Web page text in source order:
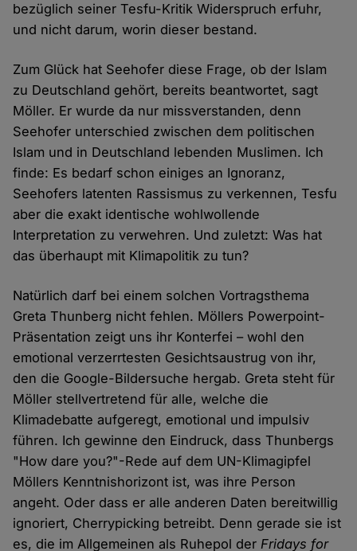
bezüglich seiner Tesfu-Kritik Widerspruch erfuhr,
und nicht darum, worin dieser bestand.
Zum Glück hat Seehofer diese Frage, ob der Islam
zu Deutschland gehört, bereits beantwortet, sagt
Möller. Er wurde da nur missverstanden, denn
Seehofer unterschied zwischen dem politischen
Islam und in Deutschland lebenden Muslimen. Ich
finde: Es bedarf schon einiges an Ignoranz,
Seehofers latenten Rassismus zu verkennen, Tesfu
aber die exakt identische wohlwollende
Interpretation zu verwehren. Und zuletzt: Was hat
das überhaupt mit Klimapolitik zu tun?
Natürlich darf bei einem solchen Vortragsthema
Greta Thunberg nicht fehlen. Möllers Powerpoint-
Präsentation zeigt uns ihr Konterfei – wohl den
emotional verzerrtesten Gesichtsaustrug von ihr,
den die Google-Bildersuche hergab. Greta steht für
Möller stellvertretend für alle, welche die
Klimadebatte aufgeregt, emotional und impulsiv
führen. Ich gewinne den Eindruck, dass Thunbergs
"How dare you?"-Rede auf dem UN-Klimagipfel
Möllers Kenntnishorizont ist, was ihre Person
angeht. Oder dass er alle anderen Daten bereitwillig
ignoriert, Cherrypicking betreibt. Denn gerade sie ist
es, die im Allgemeinen als Ruhepol derFridays for